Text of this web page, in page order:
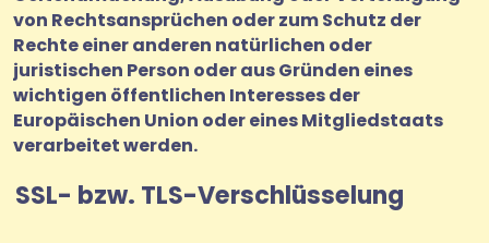
von Rechtsansprüchen oder zum Schutz der
Rechte einer anderen natürlichen oder
juristischen Person oder aus Gründen eines
wichtigen öffentlichen Interesses der
Europäischen Union oder eines Mitgliedstaats
verarbeitet werden.
SSL- bzw. TLS-Verschlüsselung